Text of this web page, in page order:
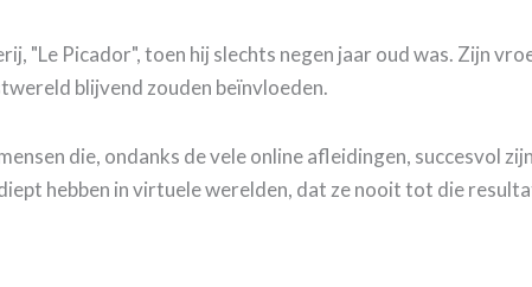
"Le Picador", toen hij slechts negen jaar oud was. Zijn
blijvend zouden beïnvloeden.
die, ondanks de vele online afleidingen, succesvol
hebben in virtuele werelden, dat ze nooit tot die